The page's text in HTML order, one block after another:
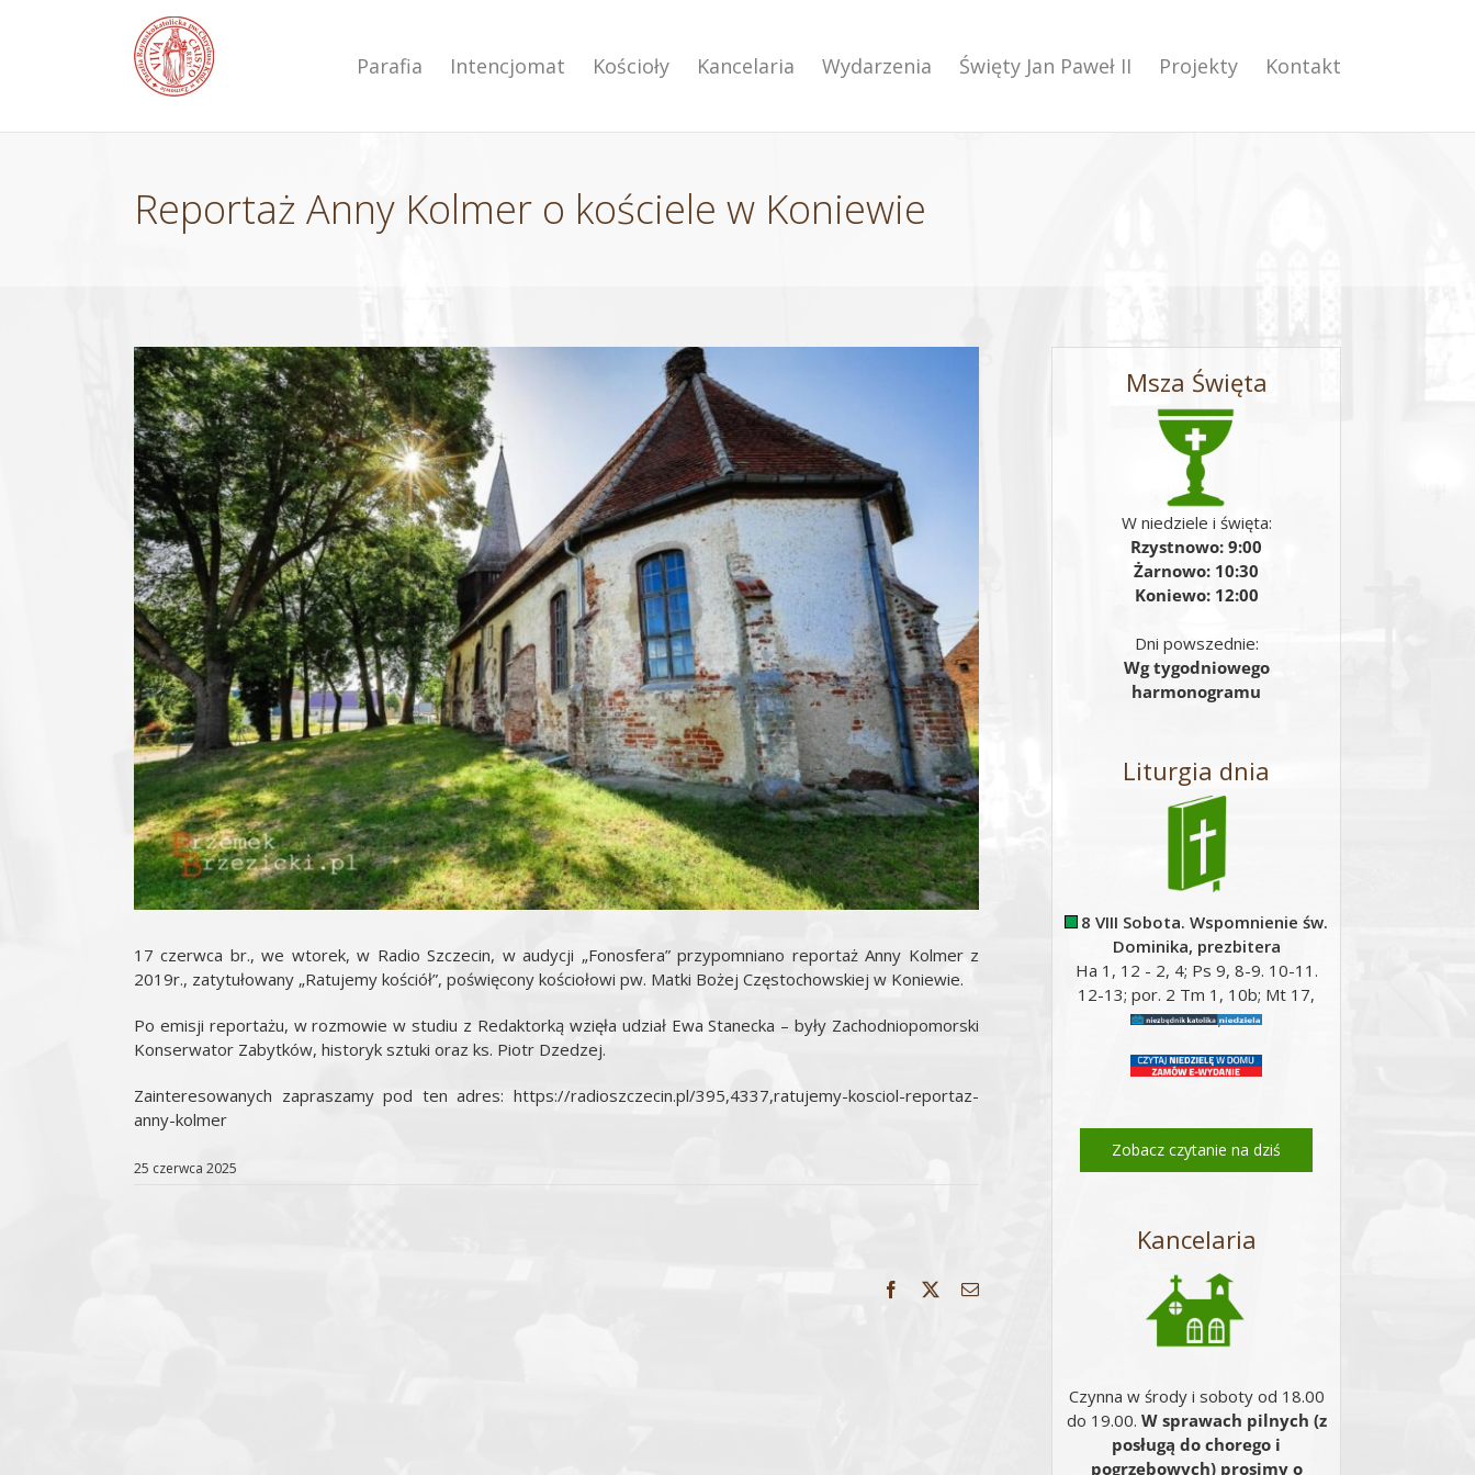
Parafia Intencjomat Kościoły Kancelaria Wydarzenia Święty Jan Paweł II Projekty Kontakt
Reportaż Anny Kolmer o kościele w Koniewie
Pokaż
większy
obrazek
17 czerwca br., we wtorek, w Radio Szczecin, w audycji „Fonosfera” przypomniano reportaż Anny Kolmer z
2019r., zatytułowany „Ratujemy kościół”, poświęcony kościołowi pw. Matki Bożej Częstochowskiej w Koniewie.
Po emisji reportażu, w rozmowie w studiu z Redaktorką wzięła udział Ewa Stanecka – były Zachodniopomorski
Konserwator Zabytków, historyk sztuki oraz ks. Piotr Dzedzej.
Zainteresowanych zapraszamy pod ten adres: https://radioszczecin.pl/395,4337,ratujemy-kosciol-reportaz-
anny-kolmer
25 czerwca 2025
Facebook Email
Msza Święta
W niedziele i święta:
Rzystnowo: 9:00
Żarnowo: 10:30
Koniewo: 12:00
Dni powszednie:
Wg tygodniowego
harmonogramu
Liturgia dnia
8 VIII Sobota. Wspomnienie św.
Dominika, prezbitera
Ha 1, 12 - 2, 4; Ps 9, 8-9. 10-11.
12-13; por. 2 Tm 1, 10b; Mt 17,
14-20;
Zobacz czytanie na dziś
Kancelaria
Czynna w środy i soboty od 18.00
do 19.00. W sprawach pilnych (z
posługą do chorego i
pogrzebowych) prosimy o